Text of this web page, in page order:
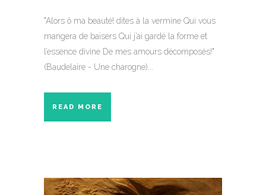
"Alors ô ma beauté! dites à la vermine Qui vous
mangera de baisers Qui j’ai gardé la forme et
l’essence divine De mes amours décomposés!"
(Baudelaire - Une charogne)...
READ MORE